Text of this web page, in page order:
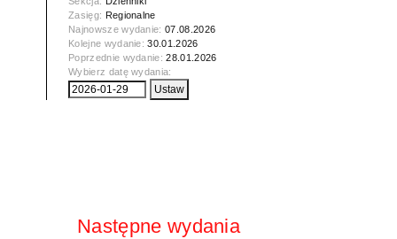
Zasięg: Regionalne
Najnowsze wydanie:07.08.2026
Kolejne wydanie:30.01.2026
Poprzednie wydanie:28.01.2026
Wybierz datę wydania:
Następne wydania